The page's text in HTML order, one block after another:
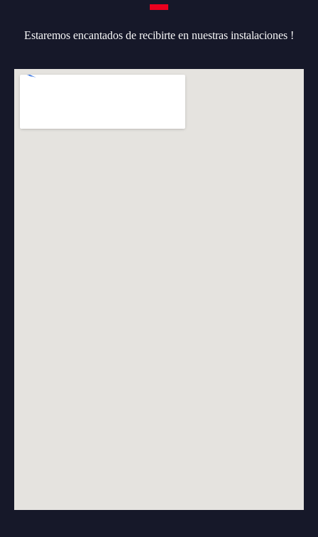
Estaremos encantados de recibirte en nuestras instalaciones !